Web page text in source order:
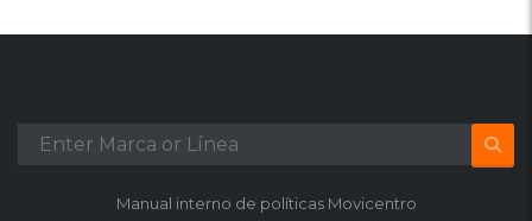
Manual interno de políticas Movicentro